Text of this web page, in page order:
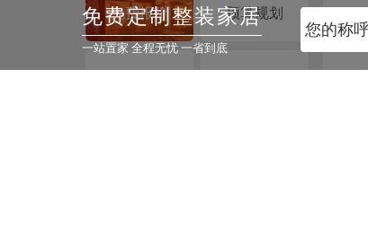
免费定制整装家居
一站置家 全程无忧 一省到底
免费报价 预算规划